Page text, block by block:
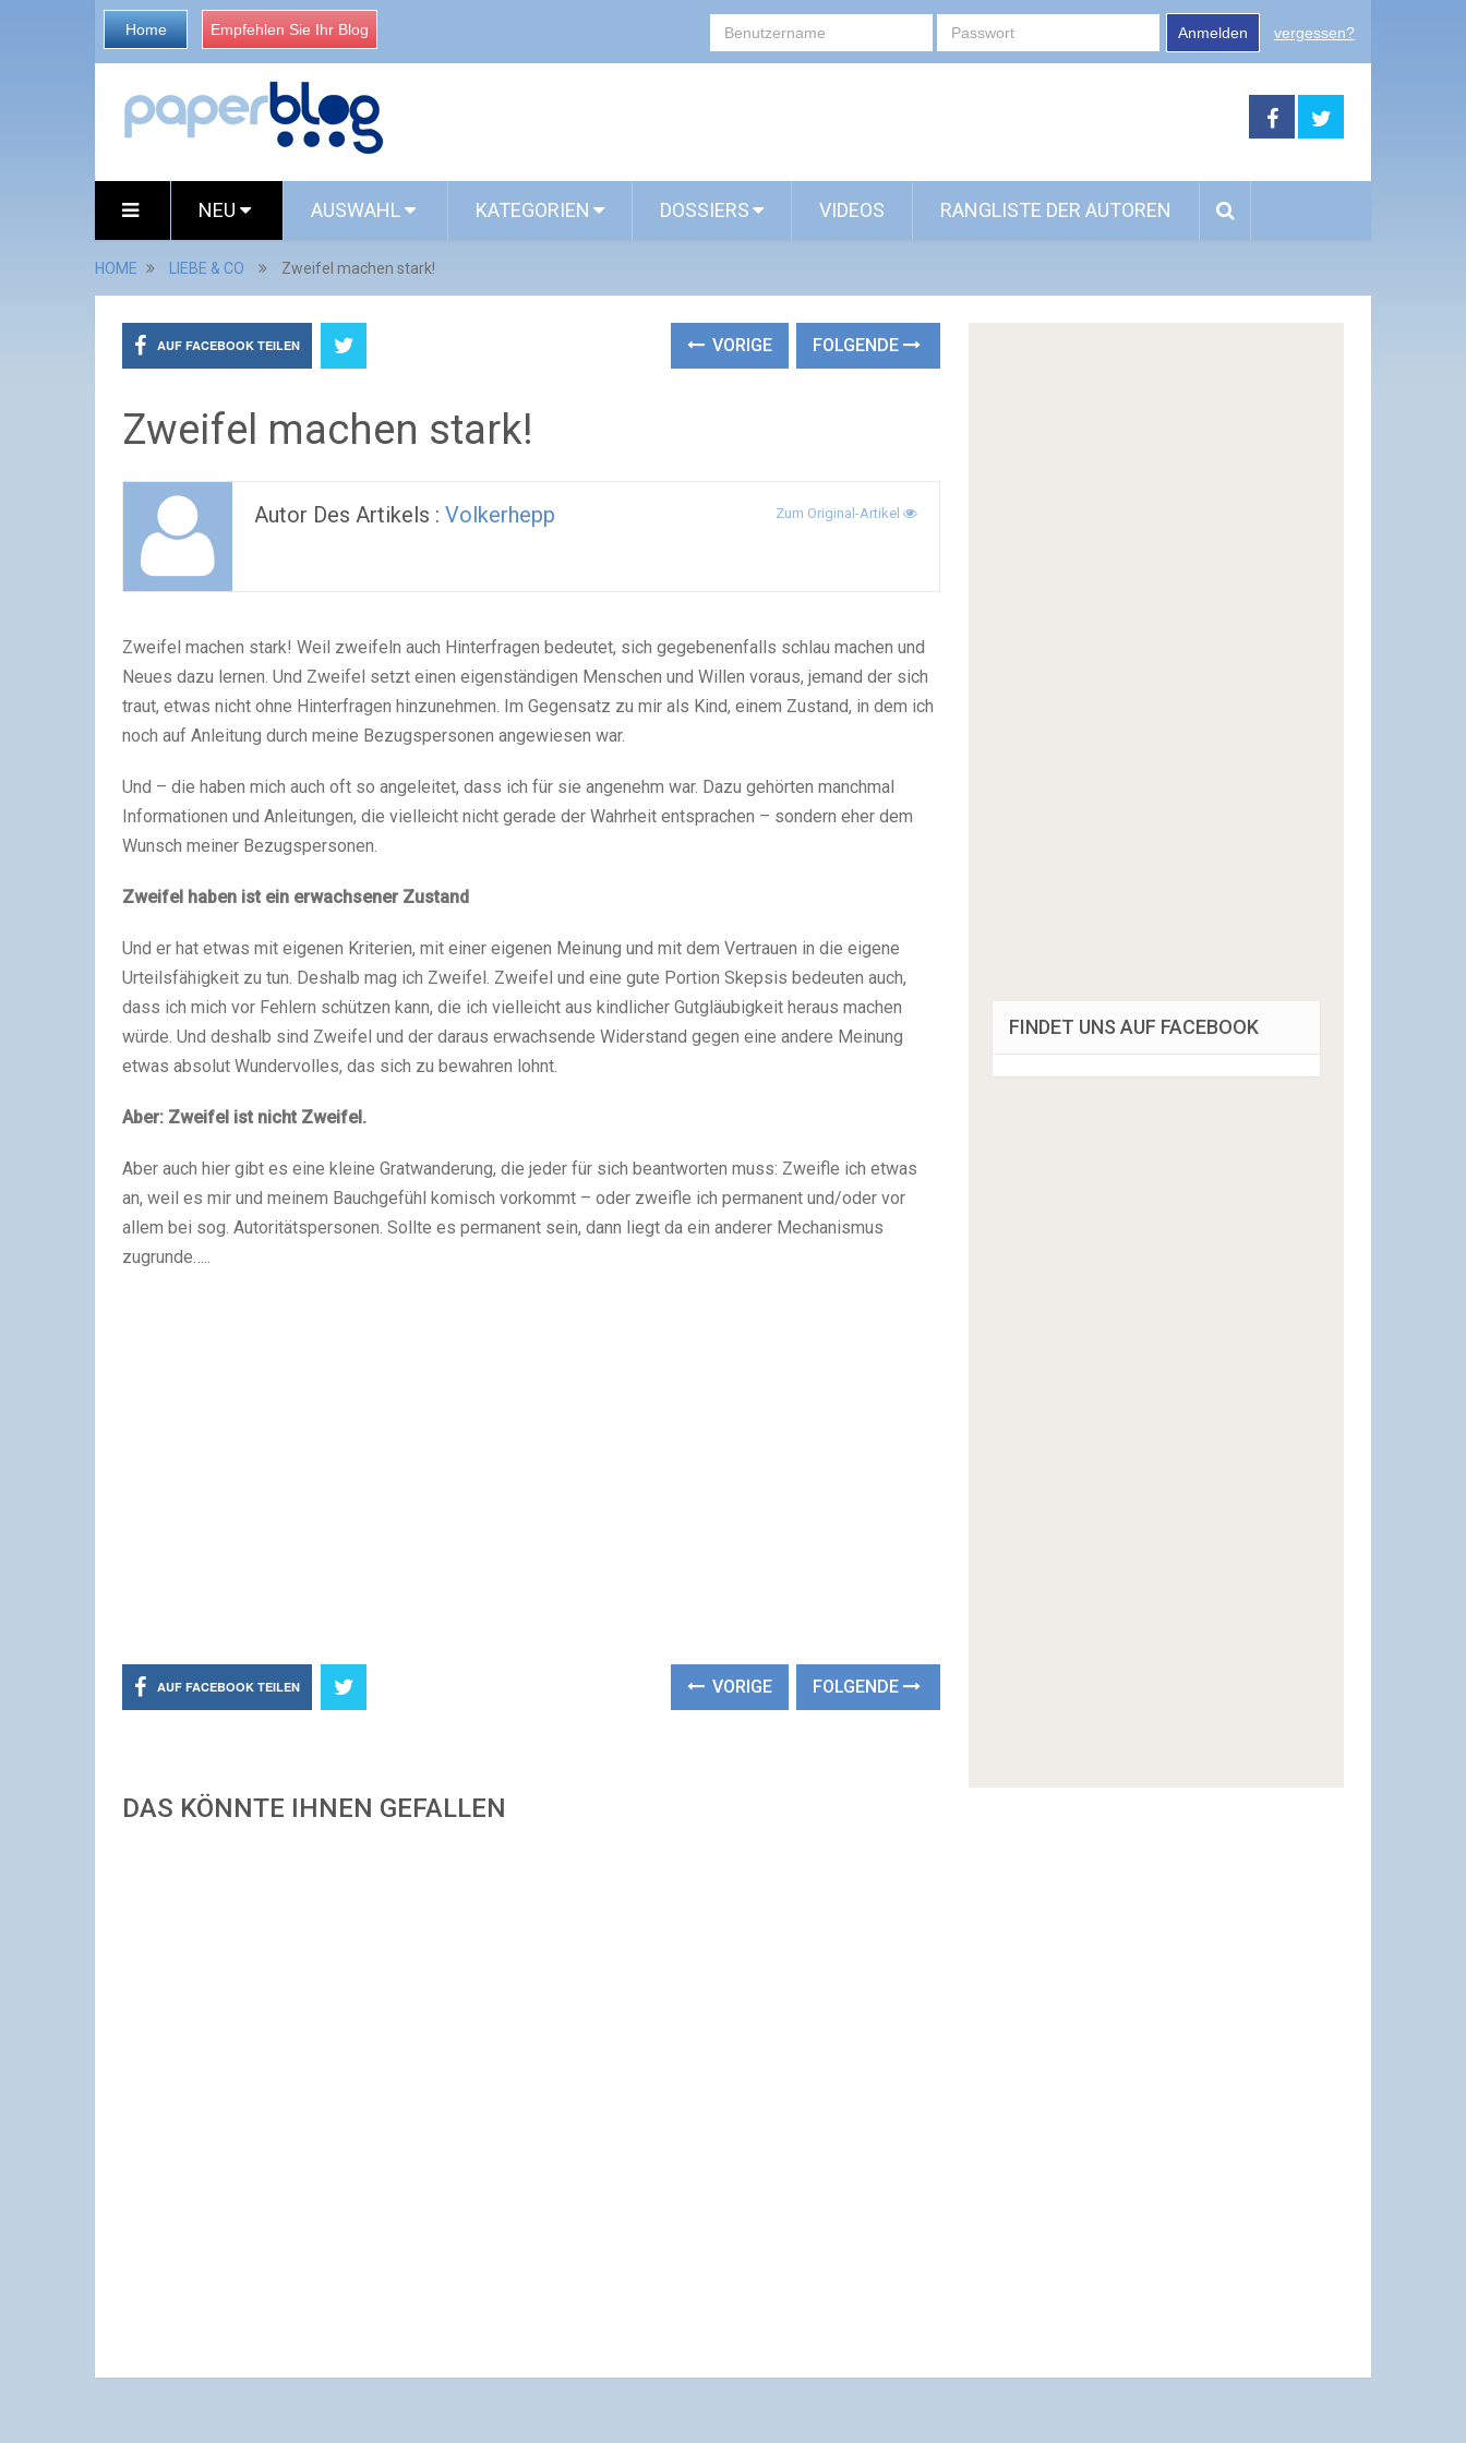
Home Empfehlen Sie Ihr Blog Anmelden vergessen?
NEU AUSWAHL KATEGORIEN DOSSIERS VIDEOS RANGLISTE DER AUTOREN
HOME LIEBE & CO Zweifel machen stark!
AUF FACEBOOK TEILEN VORIGE FOLGENDE
Zweifel machen stark!
Autor Des Artikels : Volkerhepp Zum Original-Artikel
Zweifel machen stark! Weil zweifeln auch Hinterfragen bedeutet, sich gegebenenfalls schlau machen und
Neues dazu lernen. Und Zweifel setzt einen eigenständigen Menschen und Willen voraus, jemand der sich
traut, etwas nicht ohne Hinterfragen hinzunehmen. Im Gegensatz zu mir als Kind, einem Zustand, in dem ich
noch auf Anleitung durch meine Bezugspersonen angewiesen war.
Und – die haben mich auch oft so angeleitet, dass ich für sie angenehm war. Dazu gehörten manchmal
Informationen und Anleitungen, die vielleicht nicht gerade der Wahrheit entsprachen – sondern eher dem
Wunsch meiner Bezugspersonen.
Zweifel haben ist ein erwachsener Zustand
Und er hat etwas mit eigenen Kriterien, mit einer eigenen Meinung und mit dem Vertrauen in die eigene
Urteilsfähigkeit zu tun. Deshalb mag ich Zweifel. Zweifel und eine gute Portion Skepsis bedeuten auch,
dass ich mich vor Fehlern schützen kann, die ich vielleicht aus kindlicher Gutgläubigkeit heraus machen
würde. Und deshalb sind Zweifel und der daraus erwachsende Widerstand gegen eine andere Meinung
etwas absolut Wundervolles, das sich zu bewahren lohnt.
Aber: Zweifel ist nicht Zweifel.
Aber auch hier gibt es eine kleine Gratwanderung, die jeder für sich beantworten muss: Zweifle ich etwas
an, weil es mir und meinem Bauchgefühl komisch vorkommt – oder zweifle ich permanent und/oder vor
allem bei sog. Autoritätspersonen. Sollte es permanent sein, dann liegt da ein anderer Mechanismus
zugrunde…..
AUF FACEBOOK TEILEN VORIGE FOLGENDE
DAS KÖNNTE IHNEN GEFALLEN
FINDET UNS AUF FACEBOOK